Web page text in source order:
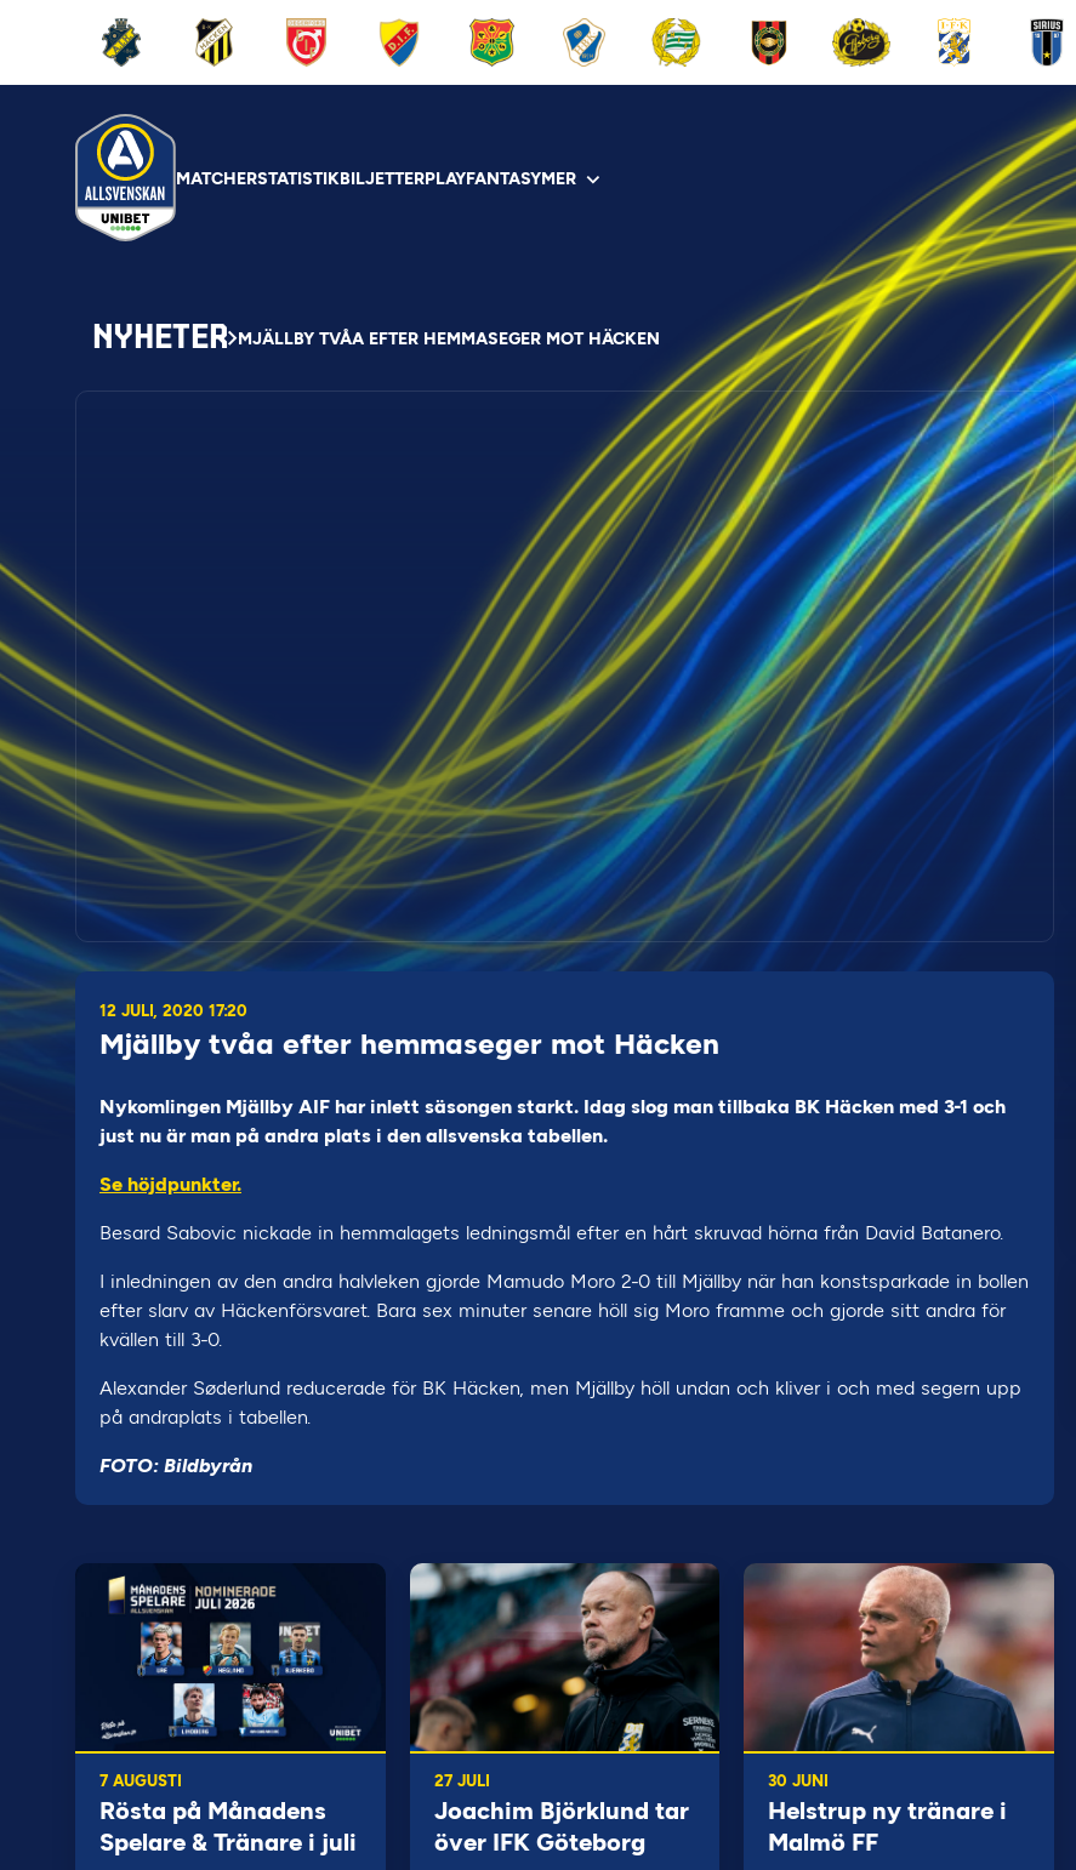
MATCHERSTATISTIKBILJETTERPLAYFANTASYMER
NYHETER MJÄLLBY TVÅA EFTER HEMMASEGER MOT HÄCKEN
12 JULI, 2020 17:20
Mjällby tvåa efter hemmaseger mot Häcken
Nykomlingen Mjällby AIF har inlett säsongen starkt. Idag slog man tillbaka BK Häcken med 3-1 och
just nu är man på andra plats i den allsvenska tabellen.
Se höjdpunkter.
Besard Sabovic nickade in hemmalagets ledningsmål efter en hårt skruvad hörna från David Batanero.
I inledningen av den andra halvleken gjorde Mamudo Moro 2-0 till Mjällby när han konstsparkade in bollen
efter slarv av Häckenförsvaret. Bara sex minuter senare höll sig Moro framme och gjorde sitt andra för
kvällen till 3-0.
Alexander Søderlund reducerade för BK Häcken, men Mjällby höll undan och kliver i och med segern upp
på andraplats i tabellen.
FOTO: Bildbyrån
7 AUGUSTI
Rösta på Månadens
Spelare & Tränare i juli
27 JULI
Joachim Björklund tar
över IFK Göteborg
30 JUNI
Helstrup ny tränare i
Malmö FF